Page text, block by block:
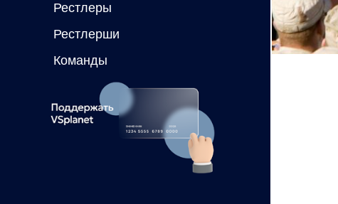
Рестлеры
Рестлерши
Команды